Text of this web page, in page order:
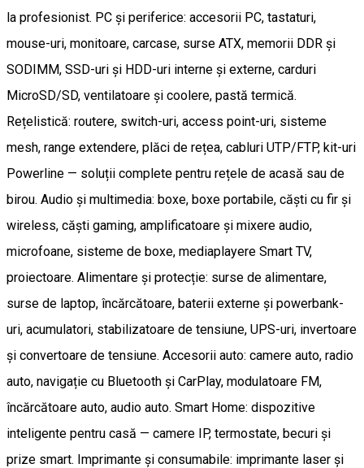
la profesionist. PC și periferice: accesorii PC, tastaturi,
mouse-uri, monitoare, carcase, surse ATX, memorii DDR și
SODIMM, SSD-uri și HDD-uri interne și externe, carduri
MicroSD/SD, ventilatoare și coolere, pastă termică.
Rețelistică: routere, switch-uri, access point-uri, sisteme
mesh, range extendere, plăci de rețea, cabluri UTP/FTP, kit-uri
Powerline — soluții complete pentru rețele de acasă sau de
birou. Audio și multimedia: boxe, boxe portabile, căști cu fir și
wireless, căști gaming, amplificatoare și mixere audio,
microfoane, sisteme de boxe, mediaplayere Smart TV,
proiectoare. Alimentare și protecție: surse de alimentare,
surse de laptop, încărcătoare, baterii externe și powerbank-
uri, acumulatori, stabilizatoare de tensiune, UPS-uri, invertoare
și convertoare de tensiune. Accesorii auto: camere auto, radio
auto, navigație cu Bluetooth și CarPlay, modulatoare FM,
încărcătoare auto, audio auto. Smart Home: dispozitive
inteligente pentru casă — camere IP, termostate, becuri și
prize smart. Imprimante și consumabile: imprimante laser și